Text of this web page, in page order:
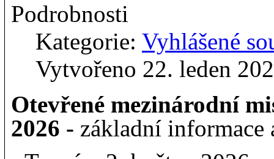
Podrobnosti
Kategorie: Vyhlášené
Vytvořeno 22. leden
Otevřené mezinárodní
2026 - základní informace